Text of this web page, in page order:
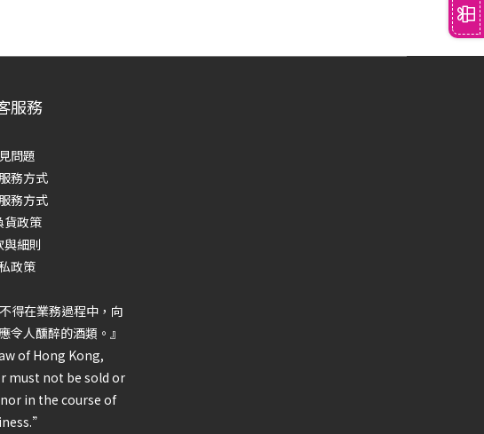
服務
問題
務方式
務方式
貨政策
與細則
政策
得在業務過程中，向
令人醺醉的酒類。』
of Hong Kong,
must not be sold or
in the course of